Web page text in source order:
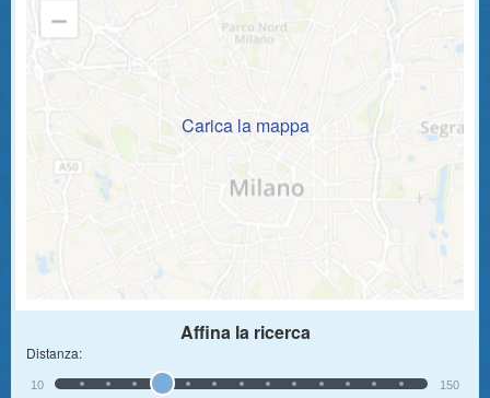
Carica la mappa
Affina la ricerca
Distanza:
10 150